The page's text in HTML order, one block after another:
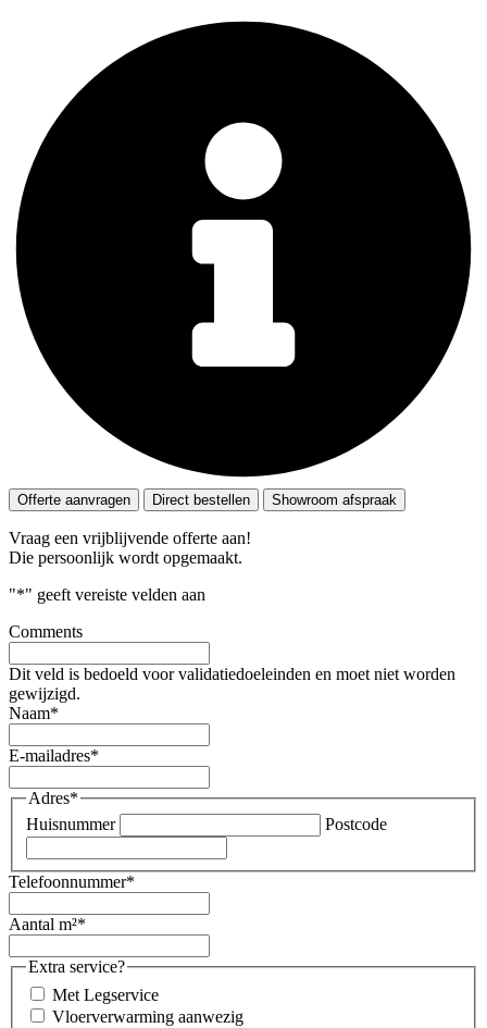
Offerte aanvragen Direct bestellen Showroom afspraak
Vraag een vrijblijvende offerte aan!
Die persoonlijk wordt opgemaakt.
"*" geeft vereiste velden aan
Comments
Dit veld is bedoeld voor validatiedoeleinden en moet niet worden
gewijzigd.
Naam*
E-mailadres*
Adres*
Huisnummer
Postcode
Telefoonnummer*
Aantal m²*
Extra service?
Met Legservice
Vloerverwarming aanwezig